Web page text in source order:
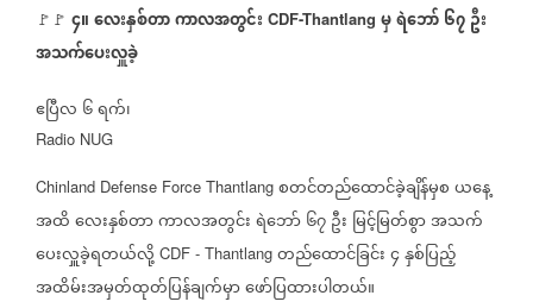
🚩🚩 ၄။လေးနှစ်တာကာလအတွင်း CDF-Thantlang မှရဲဘော်၆၇ဦး
အသက်ပေးလှူခဲ့
ဧပြီလ ၆ရက်၊
Radio NUG
Chinland Defense Force Thantlang စတင်တည်ထောင်ခဲ့ချိန်မှစယနေ့
အထိလေးနှစ်တာကာလအတွင်းရဲဘော်၆၇ဦး မြင့်မြတ်စွာအသက်
ပေးလှူခဲ့ရတယ်လို့ CDF - Thantlang တည်ထောင်ခြင်း၄နှစ်ပြည့်
အထိမ်းအမှတ်ထုတ်ပြန်ချက်မှာဖော်ပြထားပါတယ်။